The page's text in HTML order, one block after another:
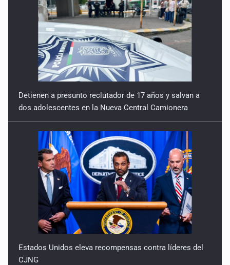
Detienen a presunto reclutador de 17 años y salvan a
dos adolescentes en la Nueva Central Camionera
Estados Unidos eleva recompensas contra líderes del
CJNG